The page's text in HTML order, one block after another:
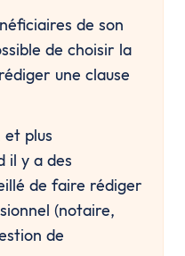
de son
de choisir la
une clause
plus
il y a des
de faire rédiger
(notaire,
de